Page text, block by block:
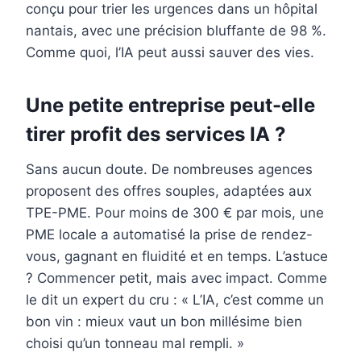
conçu pour trier les urgences dans un hôpital
nantais, avec une précision bluffante de 98 %.
Comme quoi, l’IA peut aussi sauver des vies.
Une petite entreprise peut-elle
tirer profit des services IA ?
Sans aucun doute. De nombreuses agences
proposent des offres souples, adaptées aux
TPE-PME. Pour moins de 300 € par mois, une
PME locale a automatisé la prise de rendez-
vous, gagnant en fluidité et en temps. L’astuce
? Commencer petit, mais avec impact. Comme
le dit un expert du cru : « L’IA, c’est comme un
bon vin : mieux vaut un bon millésime bien
choisi qu’un tonneau mal rempli. »